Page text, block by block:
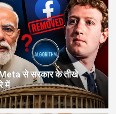
Meta से सरकार के तीखे
में